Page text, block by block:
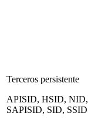
Terceros persistente
APISID, HSID, NID,
SAPISID, SID, SSID